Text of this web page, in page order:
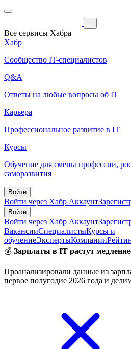
Все сервисы Хабра
Хабр
Сообщество IT-специалистов
Q&A
Ответы на любые вопросы об IT
Карьера
Профессиональное развитие в IT
Курсы
Обучение для смены профессии,
саморазвития
Войти
Войти через Хабр Аккаунт
Войти
Войти через Хабр Аккаунт
ВакансииСпециалистыКурсы и
обучениеЭкспертыКомпании
💰 Зарплаты в IT растут
Проанализировали данные из
первое полугодие 2026 года и